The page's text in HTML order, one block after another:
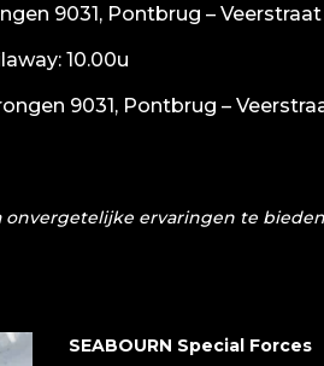
9031, Pontbrug – Veerstraat
10.00u
9031, Pontbrug –
ervaringen te
SEABOURN Special Forces